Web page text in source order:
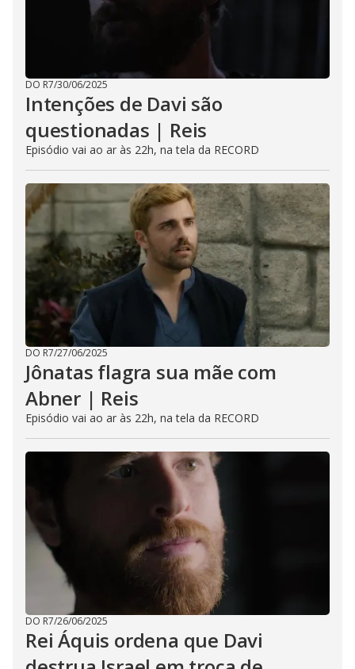
DO R7/30/06/2025
Intenções de Davi são
questionadas | Reis
Episódio vai ao ar às 22h, na tela da RECORD
DO R7/27/06/2025
Jônatas flagra sua mãe com
Abner | Reis
Episódio vai ao ar às 22h, na tela da RECORD
DO R7/26/06/2025
Rei Áquis ordena que Davi